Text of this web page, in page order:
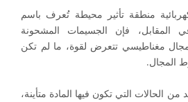
منطقة تأثير محيطة تُعرف باسم
المقابل، فإن الجسيمات المشحونة
مجال مغناطيسي تتعرض لقوة، ما لم تكن
المجال.
الحالات التي تكون فيها المادة متأينة،